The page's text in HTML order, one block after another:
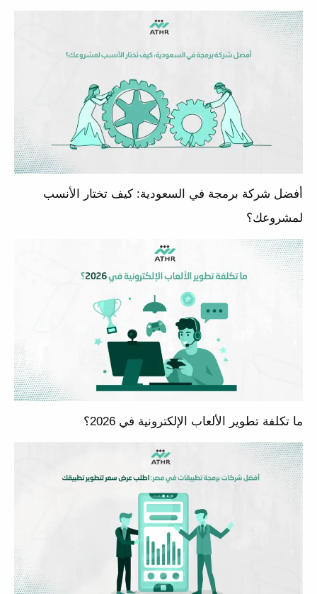
أفضل شركة برمجة في السعودية: كيف تختار الأنسب
لمشروعك؟
ما تكلفة تطوير الألعاب الإلكترونية في 2026؟